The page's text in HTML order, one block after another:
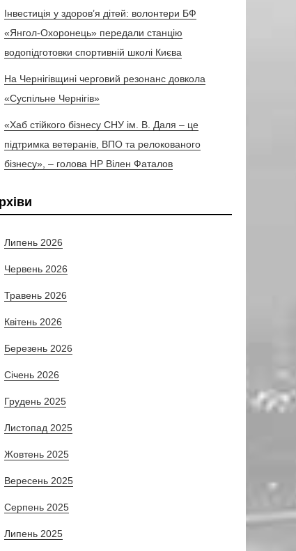
Інвестиція у здоров’я дітей: волонтери БФ
«Янгол-Охоронець» передали станцію
водопідготовки спортивній школі Києва
На Чернігівщині черговий резонанс довкола
«Суспільне Чернігів»
«Хаб стійкого бізнесу СНУ ім. В. Даля – це
підтримка ветеранів, ВПО та релокованого
бізнесу», – голова НР Вілен Фаталов
Липень 2026
Червень 2026
Травень 2026
Квітень 2026
Березень 2026
Січень 2026
Грудень 2025
Листопад 2025
Жовтень 2025
Вересень 2025
Серпень 2025
Липень 2025